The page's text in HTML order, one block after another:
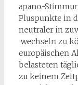
apano-
Pluspunkte in
neutraler in
wechseln zu
europäischen
belasteten
zu keinem